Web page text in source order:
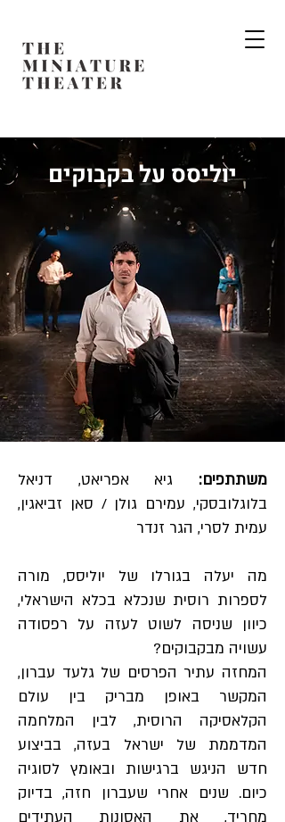
יוליסס על בקבוקים
משתתפים: גיא אפריאט, דניאל
בלוגלובסקי, עמירם גולן / סאן זביאגין,
עמית לסרי, הגר זנדר
מה יעלה בגורלו של יוליסס, מורה
לספרות רוסית שנכלא בכלא הישראלי,
כיוון שניסה לשוט לעזה על רפסודה
עשויה מבקבוקים?
המחזה עתיר הפרסים של גלעד עברון,
המקשר באופן מבריק בין עולם
הקלאסיקה הרוסית, לבין המלחמה
המדממת של ישראל בעזה, בביצוע
חדש הניגש ברגישות ובאומץ לסוגיה
כיום. שנים אחרי שעברון חזה, בדיוק
מחריד, את האסונות העתידים